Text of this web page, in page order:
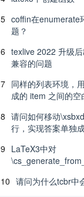
5 coffin在enumerate
题？
6 texlive 2022 升级
兼容的问题
7 同样的列表环境，
成的 item 之间的
8 请问如何移动
行，实现答案单独
9 LaTeX3中对
10 请问为什么tcbr中